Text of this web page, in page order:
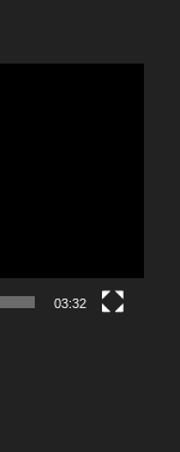
03:32